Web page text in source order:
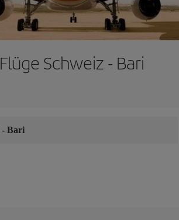
Flüge Schweiz - Bari
- Bari